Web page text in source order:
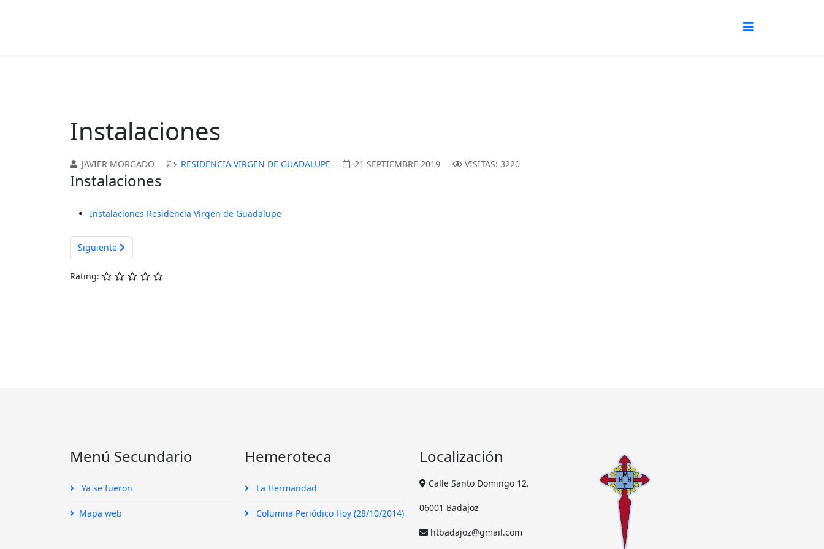
Instalaciones
JAVIER MORGADO RESIDENCIA VIRGEN DE GUADALUPE 21 SEPTIEMBRE 2019 VISITAS: 3220
Instalaciones
Instalaciones Residencia Virgen de Guadalupe
Artículo siguiente: Presentación
Siguiente
Rating:
Menú Secundario
Ya se fueron
Mapa web
Hemeroteca
La Hermandad
Columna Periódico Hoy (28/10/2014)
Localización
Calle Santo Domingo 12.
06001 Badajoz
htbadajoz@gmail.com